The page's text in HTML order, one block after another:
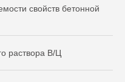
свойств бетонной
раствора В/Ц